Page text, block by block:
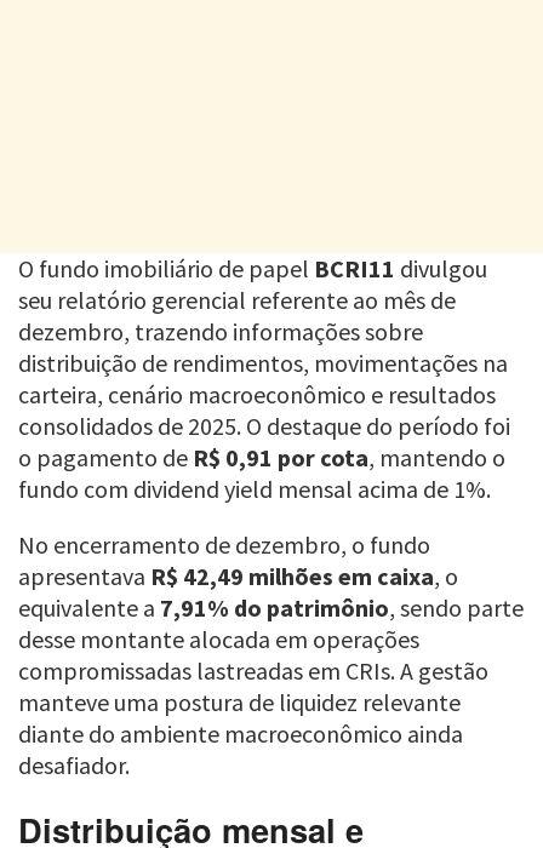
O fundo imobiliário de papel BCRI11 divulgou
seu relatório gerencial referente ao mês de
dezembro, trazendo informações sobre
distribuição de rendimentos, movimentações na
carteira, cenário macroeconômico e resultados
consolidados de 2025. O destaque do período foi
o pagamento de R$ 0,91 por cota, mantendo o
fundo com dividend yield mensal acima de 1%.
No encerramento de dezembro, o fundo
apresentava R$ 42,49 milhões em caixa, o
equivalente a 7,91% do patrimônio, sendo parte
desse montante alocada em operações
compromissadas lastreadas em CRIs. A gestão
manteve uma postura de liquidez relevante
diante do ambiente macroeconômico ainda
desafiador.
Distribuição mensal e